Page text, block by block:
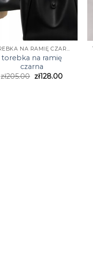
TOREBKA NA RAMIĘ CZARNA
torebka na ramię
czarna
zł205.00 zł128.00